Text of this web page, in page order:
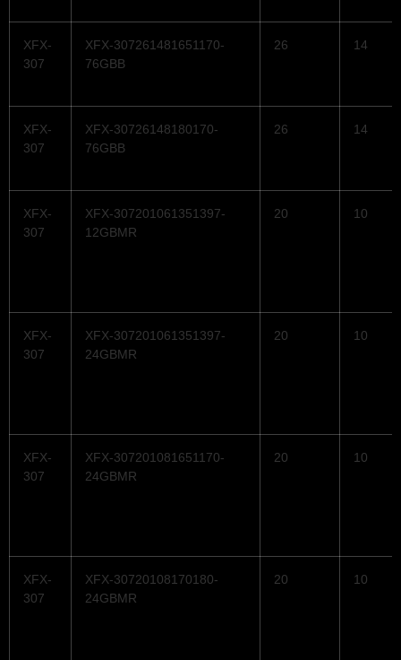
XFX-
307
XFX-307261481651170-
76GBB
26 14
XFX-
307
XFX-30726148180170-
76GBB
26 14
XFX-
307
XFX-307201061351397-
12GBMR
20 10
XFX-
307
XFX-307201061351397-
24GBMR
20 10
XFX-
307
XFX-307201081651170-
24GBMR
20 10
XFX-
307
XFX-30720108170180-
24GBMR
20 10